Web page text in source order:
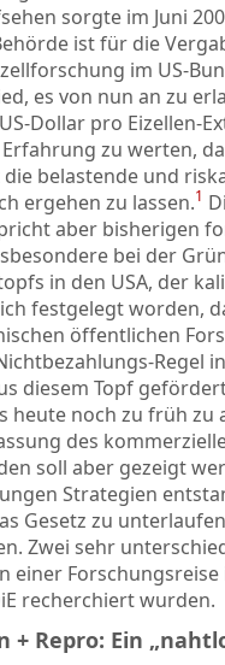
sorgte im Juni
ist für die
im US-
es von nun an zu
Dollar pro Eizellen-
zu werten,
die belastende und
ergehen zu lassen.1
aber bisherigen
bei der
in den USA, der
festgelegt worden,
öffentlichen
Regel
diesem Topf
heute noch zu früh zu
des
soll aber gezeigt
Strategien
Gesetz zu
Zwei sehr
einer
recherchiert wurden.
+ Repro: Ein